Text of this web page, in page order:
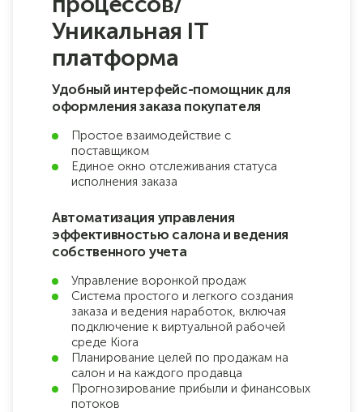
Уникальная IT
платформа
Удобный интерфейс-помощник для
оформления заказа покупателя
Простое взаимодействие с
поставщиком
Единое окно отслеживания статуса
исполнения заказа
Автоматизация управления
эффективностью салона и ведения
собственного учета
Управление воронкой продаж
Система простого и легкого создания
заказа и ведения наработок, включая
подключение к виртуальной рабочей
среде Kiora
Планирование целей по продажам на
салон и на каждого продавца
Прогнозирование прибыли и финансовых
потоков